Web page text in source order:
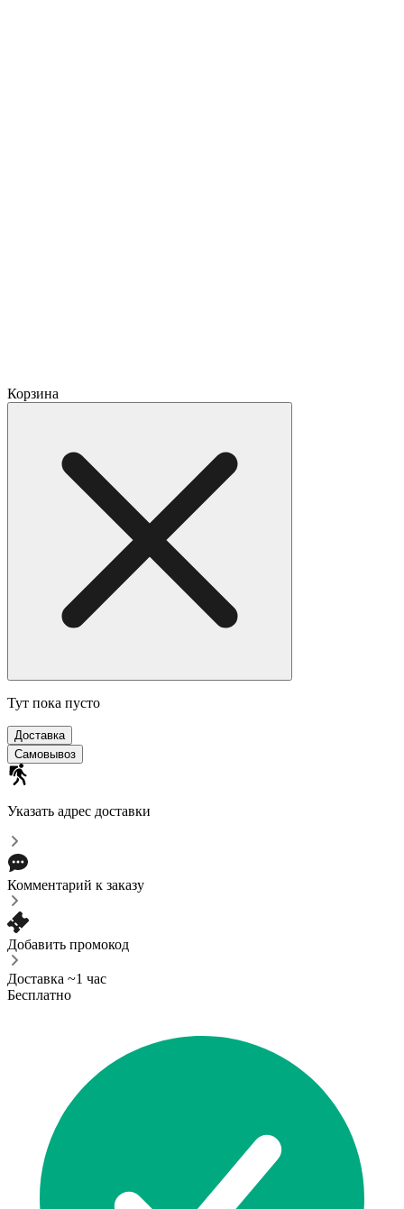
Корзина
Тут пока пусто
Доставка
Самовывоз
Указать адрес доставки
Комментарий к заказу
Добавить промокод
Доставка ~1 час
Бесплатно